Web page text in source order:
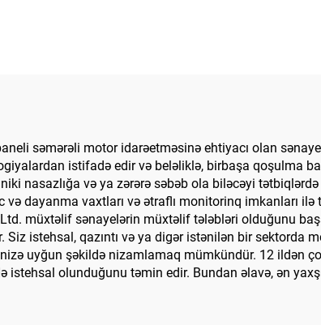
səmərəli motor idarəetməsinə ehtiyacı olan
istifadə edir və beləliklə, birbaşa qoşulma
nasazlığa və ya zərərə səbəb ola biləcəyi
dayanma vaxtları və ətraflı monitorinq imkanları ilə
müxtəlif sənayelərin müxtəlif tələbləri olduğunu
istehsal, qazıntı və ya digər istənilən bir sektorda
uyğun şəkildə nizamlamaq mümkündür. 12 ildən
istehsal olunduğunu təmin edir. Bundan əlavə, ən